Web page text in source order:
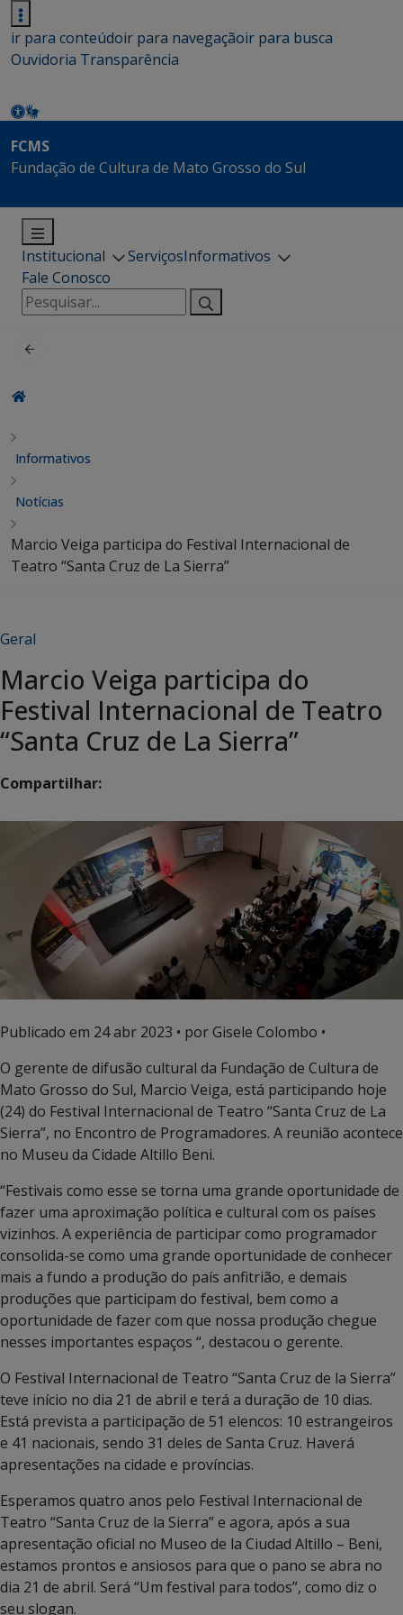
ir para conteúdoir para navegaçãoir para busca
Ouvidoria Transparência
FCMS
Fundação de Cultura de Mato Grosso do Sul
Institucional ServiçosInformativos
Fale Conosco
Pesquisar
por:
Informativos
Notícias
Marcio Veiga participa do Festival Internacional de
Teatro “Santa Cruz de La Sierra”
Geral
Marcio Veiga participa do
Festival Internacional de Teatro
“Santa Cruz de La Sierra”
Compartilhar:
Publicado em 24 abr 2023 • por Gisele Colombo •
O gerente de difusão cultural da Fundação de Cultura de
Mato Grosso do Sul, Marcio Veiga, está participando hoje
(24) do Festival Internacional de Teatro “Santa Cruz de La
Sierra”, no Encontro de Programadores. A reunião acontece
no Museu da Cidade Altillo Beni.
“Festivais como esse se torna uma grande oportunidade de
fazer uma aproximação política e cultural com os países
vizinhos. A experiência de participar como programador
consolida-se como uma grande oportunidade de conhecer
mais a fundo a produção do país anfitrião, e demais
produções que participam do festival, bem como a
oportunidade de fazer com que nossa produção chegue
nesses importantes espaços “, destacou o gerente.
O Festival Internacional de Teatro “Santa Cruz de la Sierra”
teve início no dia 21 de abril e terá a duração de 10 dias.
Está prevista a participação de 51 elencos: 10 estrangeiros
e 41 nacionais, sendo 31 deles de Santa Cruz. Haverá
apresentações na cidade e províncias.
Esperamos quatro anos pelo Festival Internacional de
Teatro “Santa Cruz de la Sierra” e agora, após a sua
apresentação oficial no Museo de la Ciudad Altillo – Beni,
estamos prontos e ansiosos para que o pano se abra no
dia 21 de abril. Será “Um festival para todos”, como diz o
seu slogan.